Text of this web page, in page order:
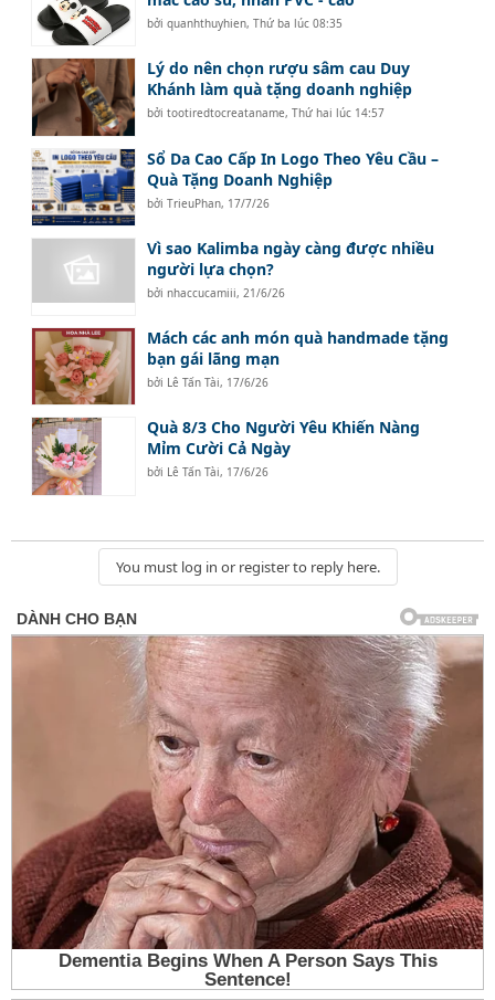
bởiquanhthuyhien,Thứ ba lúc 08:35
Lý do nên chọn rượu sâm cau Duy
Khánh làm quà tặng doanh nghiệp
bởitootiredtocreataname,Thứ hai lúc 14:57
Sổ Da Cao Cấp In Logo Theo Yêu Cầu –
Quà Tặng Doanh Nghiệp
bởiTrieuPhan, 17/7/26
Vì sao Kalimba ngày càng được nhiều
người lựa chọn?
bởinhaccucamiii, 21/6/26
Mách các anh món quà handmade tặng
bạn gái lãng mạn
bởi Lê Tấn Tài, 17/6/26
Quà 8/3 Cho Người Yêu Khiến Nàng
Mỉm Cười Cả Ngày
bởi Lê Tấn Tài, 17/6/26
You must log in or register to reply here.